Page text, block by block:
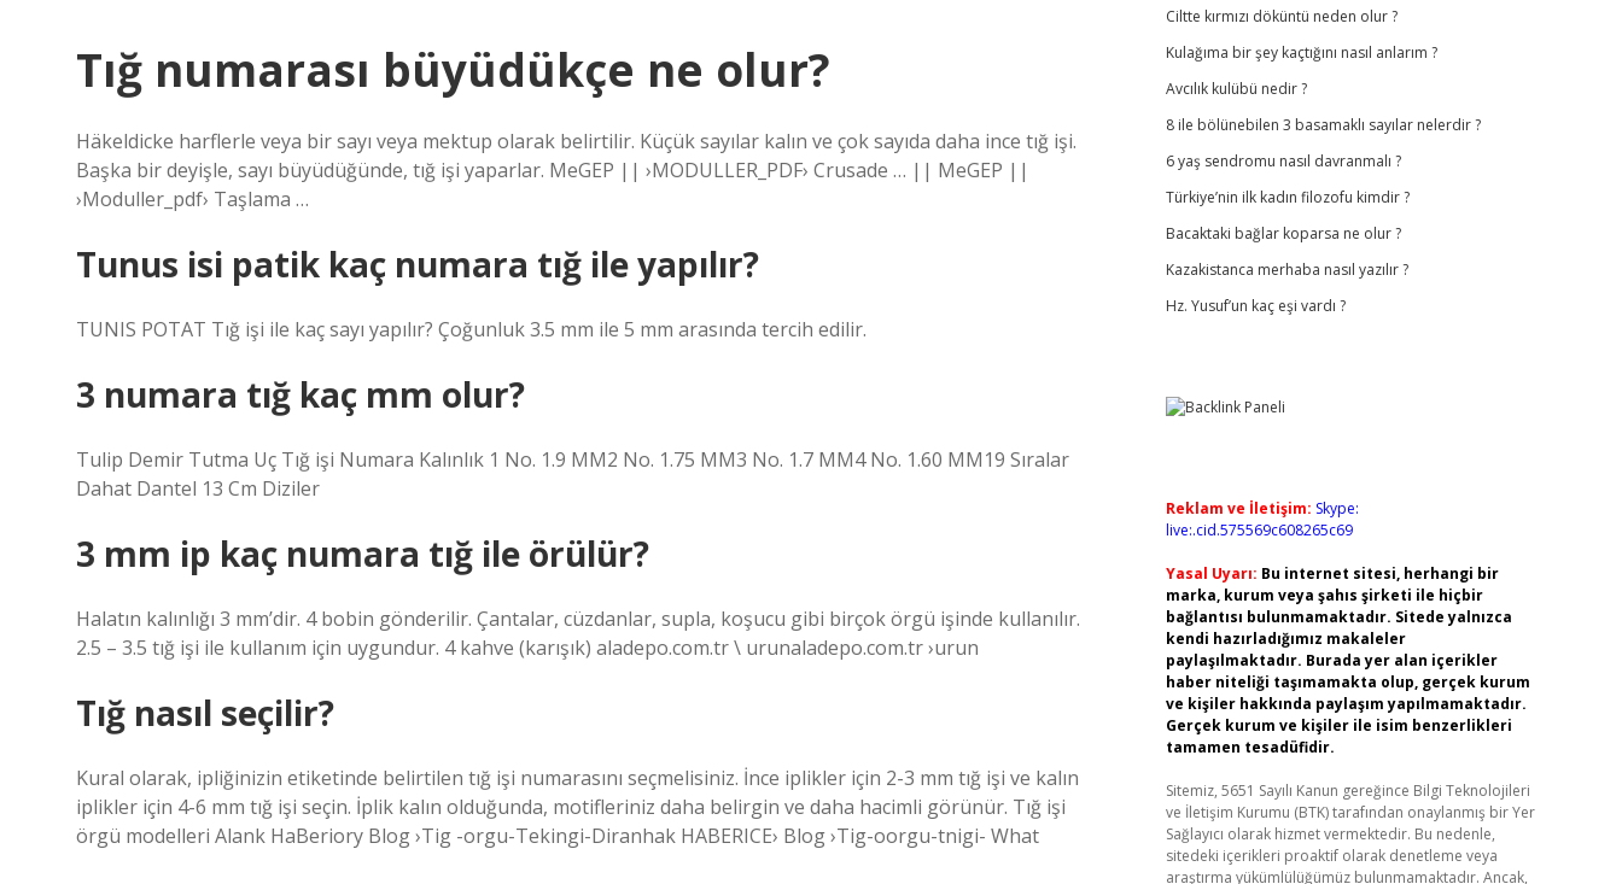
Tığ numarası büyüdükçe ne olur?
Häkeldicke harflerle veya bir sayı veya mektup olarak belirtilir. Küçük sayılar kalın ve çok sayıda daha ince tığ işi.
Başka bir deyişle, sayı büyüdüğünde, tığ işi yaparlar. MeGEP || ›MODULLER_PDF› Crusade … || MeGEP ||
›Moduller_pdf› Taşlama …
Tunus isi patik kaç numara tığ ile yapılır?
TUNIS POTAT Tığ işi ile kaç sayı yapılır? Çoğunluk 3.5 mm ile 5 mm arasında tercih edilir.
3 numara tığ kaç mm olur?
Tulip Demir Tutma Uç Tığ işi Numara Kalınlık 1 No. 1.9 MM2 No. 1.75 MM3 No. 1.7 MM4 No. 1.60 MM19 Sıralar
Dahat Dantel 13 Cm Diziler
3 mm ip kaç numara tığ ile örülür?
Halatın kalınlığı 3 mm’dir. 4 bobin gönderilir. Çantalar, cüzdanlar, supla, koşucu gibi birçok örgü işinde kullanılır.
2.5 – 3.5 tığ işi ile kullanım için uygundur. 4 kahve (karışık) aladepo.com.tr \ urunaladepo.com.tr ›urun
Tığ nasıl seçilir?
Kural olarak, ipliğinizin etiketinde belirtilen tığ işi numarasını seçmelisiniz. İnce iplikler için 2-3 mm tığ işi ve kalın
iplikler için 4-6 mm tığ işi seçin. İplik kalın olduğunda, motifleriniz daha belirgin ve daha hacimli görünür. Tığ işi
örgü modelleri Alank HaBeriory Blog ›Tig -orgu-Tekingi-Diranhak HABERICE› Blog ›Tig-oorgu-tnigi- What
Ciltte kırmızı döküntü neden olur ?
Kulağıma bir şey kaçtığını nasıl anlarım ?
Avcılık kulübü nedir ?
8 ile bölünebilen 3 basamaklı sayılar nelerdir ?
6 yaş sendromu nasıl davranmalı ?
Türkiye’nin ilk kadın filozofu kimdir ?
Bacaktaki bağlar koparsa ne olur ?
Kazakistanca merhaba nasıl yazılır ?
Hz. Yusuf’un kaç eşi vardı ?
Reklam ve İletişim: Skype:
live:.cid.575569c608265c69
Yasal Uyarı: Bu internet sitesi, herhangi bir
marka, kurum veya şahıs şirketi ile hiçbir
bağlantısı bulunmamaktadır. Sitede yalnızca
kendi hazırladığımız makaleler
paylaşılmaktadır. Burada yer alan içerikler
haber niteliği taşımamakta olup, gerçek kurum
ve kişiler hakkında paylaşım yapılmamaktadır.
Gerçek kurum ve kişiler ile isim benzerlikleri
tamamen tesadüfidir.
Sitemiz, 5651 Sayılı Kanun gereğince Bilgi Teknolojileri
ve İletişim Kurumu (BTK) tarafından onaylanmış bir Yer
Sağlayıcı olarak hizmet vermektedir. Bu nedenle,
sitedeki içerikleri proaktif olarak denetleme veya
araştırma yükümlülüğümüz bulunmamaktadır. Ancak,